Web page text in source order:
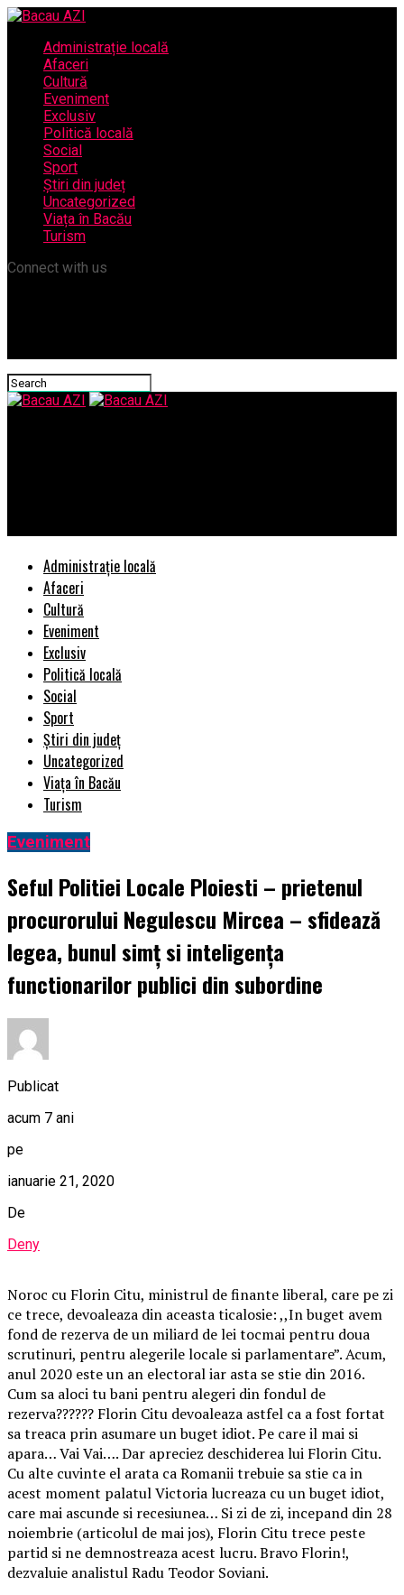
Administrație locală
Afaceri
Cultură
Eveniment
Exclusiv
Politică locală
Social
Sport
Știri din județ
Uncategorized
Viața în Bacău
Turism
Connect with us
Administrație locală
Afaceri
Cultură
Eveniment
Exclusiv
Politică locală
Social
Sport
Știri din județ
Uncategorized
Viața în Bacău
Turism
Eveniment
Seful Politiei Locale Ploiesti – prietenul
procurorului Negulescu Mircea – sfidează
legea, bunul simţ si inteligența
functionarilor publici din subordine
Publicat
acum 7 ani
pe
ianuarie 21, 2020
De
Deny
Noroc cu Florin Citu, ministrul de finante liberal, care pe zi
ce trece, devoaleaza din aceasta ticalosie: ,,In buget avem
fond de rezerva de un miliard de lei tocmai pentru doua
scrutinuri, pentru alegerile locale si parlamentare”. Acum,
anul 2020 este un an electoral iar asta se stie din 2016.
Cum sa aloci tu bani pentru alegeri din fondul de
rezerva?????? Florin Citu devoaleaza astfel ca a fost fortat
sa treaca prin asumare un buget idiot. Pe care il mai si
apara… Vai Vai…. Dar apreciez deschiderea lui Florin Citu.
Cu alte cuvinte el arata ca Romanii trebuie sa stie ca in
acest moment palatul Victoria lucreaza cu un buget idiot,
care mai ascunde si recesiunea… Si zi de zi, incepand din 28
noiembrie (articolul de mai jos), Florin Citu trece peste
partid si ne demnostreaza acest lucru. Bravo Florin!,
dezvaluie analistul Radu Teodor Soviani.